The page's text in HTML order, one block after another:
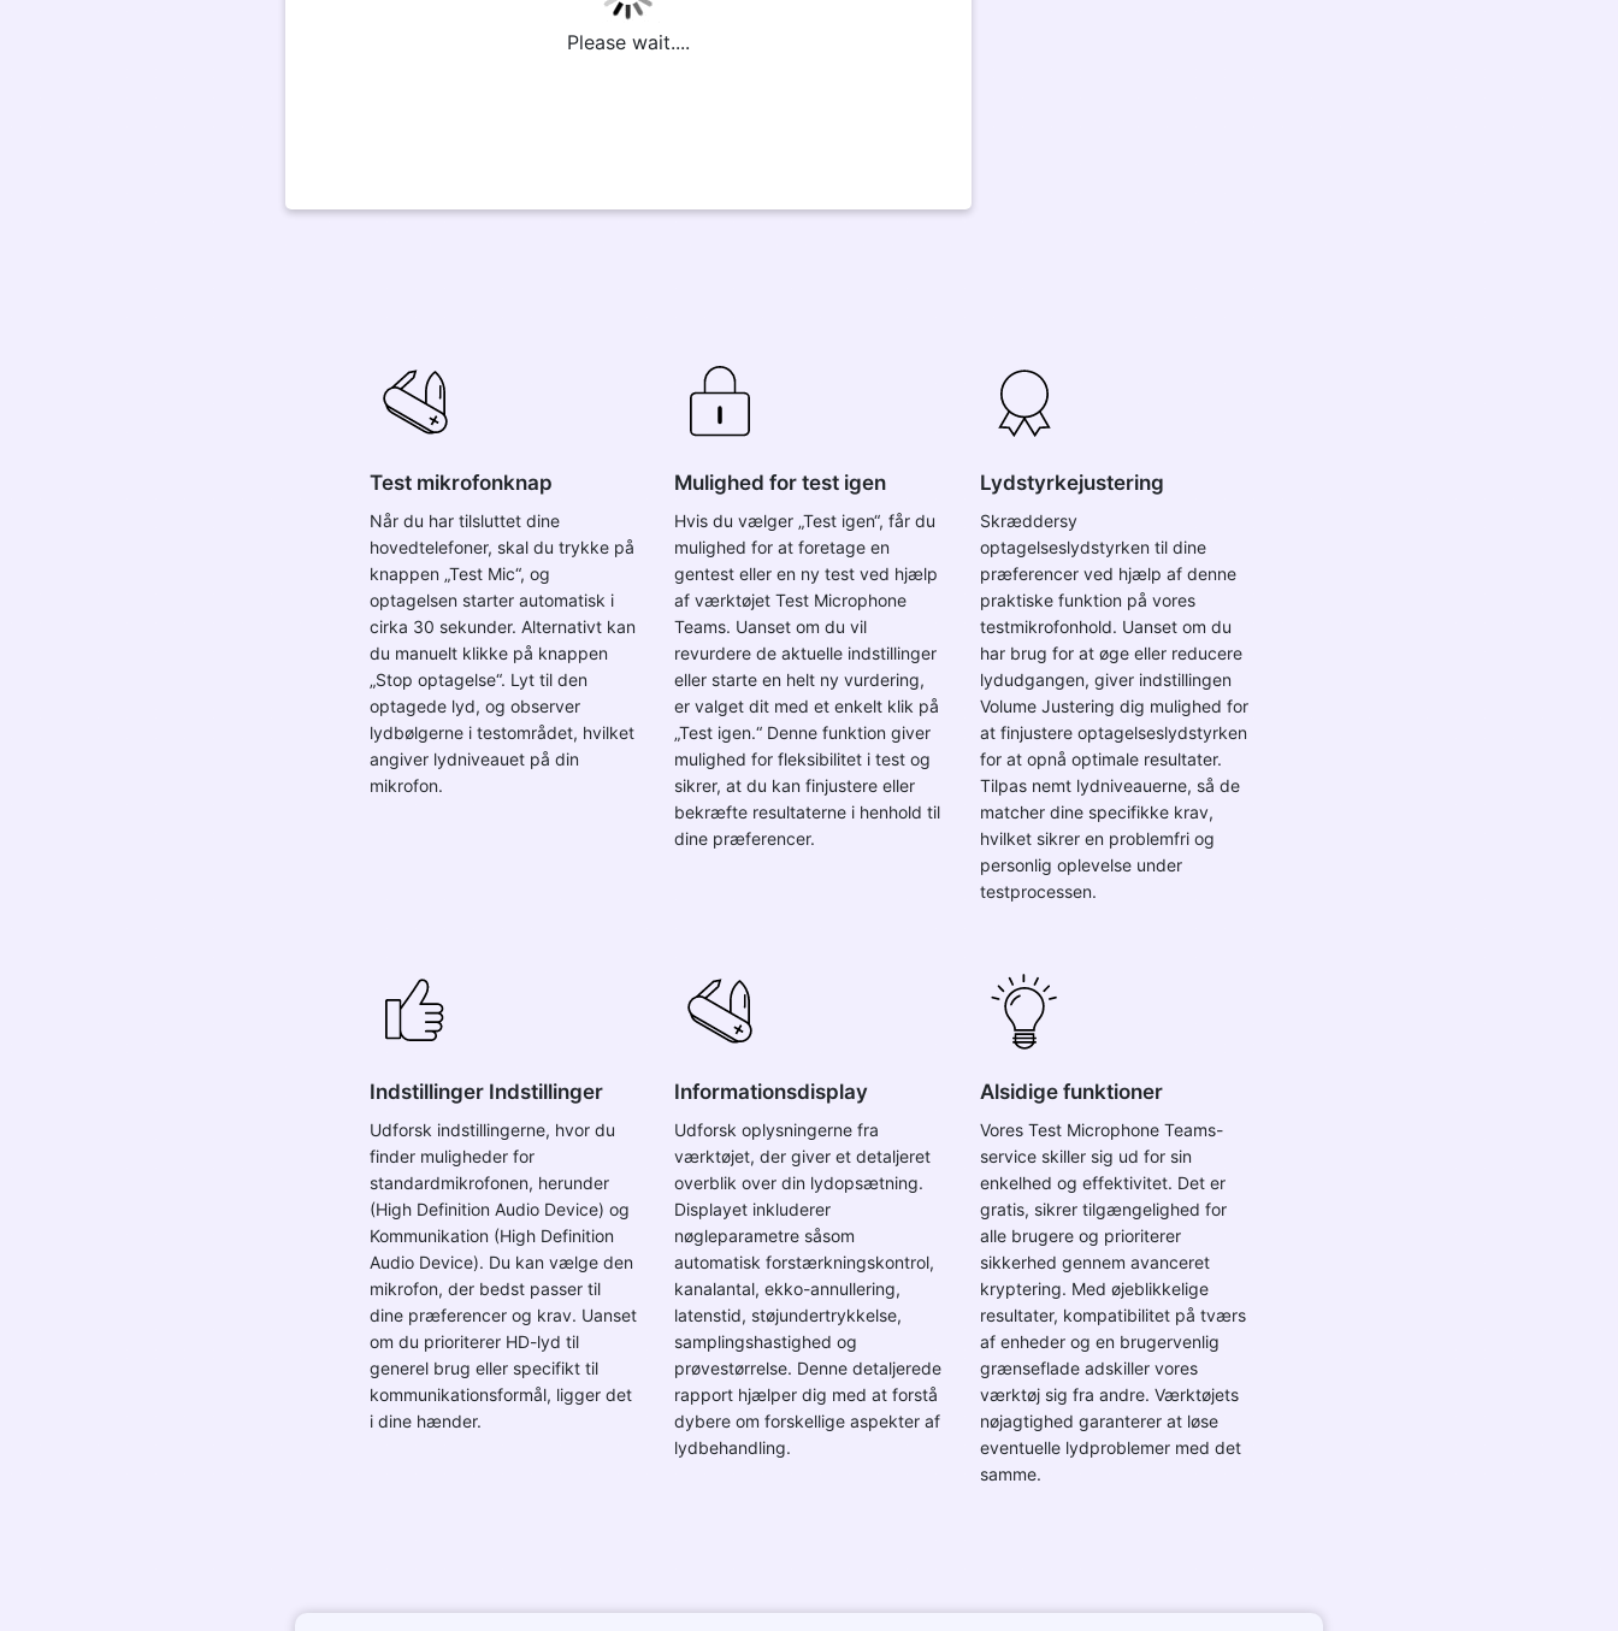
Please wait....
Test mikrofonknap
Når du har tilsluttet dine
hovedtelefoner, skal du trykke på
knappen „Test Mic“, og
optagelsen starter automatisk i
cirka 30 sekunder. Alternativt kan
du manuelt klikke på knappen
„Stop optagelse“. Lyt til den
optagede lyd, og observer
lydbølgerne i testområdet, hvilket
angiver lydniveauet på din
mikrofon.
Mulighed for test igen
Hvis du vælger „Test igen“, får du
mulighed for at foretage en
gentest eller en ny test ved hjælp
af værktøjet Test Microphone
Teams. Uanset om du vil
revurdere de aktuelle indstillinger
eller starte en helt ny vurdering,
er valget dit med et enkelt klik på
„Test igen.“ Denne funktion giver
mulighed for fleksibilitet i test og
sikrer, at du kan finjustere eller
bekræfte resultaterne i henhold til
dine præferencer.
Lydstyrkejustering
Skræddersy
optagelseslydstyrken til dine
præferencer ved hjælp af denne
praktiske funktion på vores
testmikrofonhold. Uanset om du
har brug for at øge eller reducere
lydudgangen, giver indstillingen
Volume Justering dig mulighed for
at finjustere optagelseslydstyrken
for at opnå optimale resultater.
Tilpas nemt lydniveauerne, så de
matcher dine specifikke krav,
hvilket sikrer en problemfri og
personlig oplevelse under
testprocessen.
Indstillinger Indstillinger
Udforsk indstillingerne, hvor du
finder muligheder for
standardmikrofonen, herunder
(High Definition Audio Device) og
Kommunikation (High Definition
Audio Device). Du kan vælge den
mikrofon, der bedst passer til
dine præferencer og krav. Uanset
om du prioriterer HD-lyd til
generel brug eller specifikt til
kommunikationsformål, ligger det
i dine hænder.
Informationsdisplay
Udforsk oplysningerne fra
værktøjet, der giver et detaljeret
overblik over din lydopsætning.
Displayet inkluderer
nøgleparametre såsom
automatisk forstærkningskontrol,
kanalantal, ekko-annullering,
latenstid, støjundertrykkelse,
samplingshastighed og
prøvestørrelse. Denne detaljerede
rapport hjælper dig med at forstå
dybere om forskellige aspekter af
lydbehandling.
Alsidige funktioner
Vores Test Microphone Teams-
service skiller sig ud for sin
enkelhed og effektivitet. Det er
gratis, sikrer tilgængelighed for
alle brugere og prioriterer
sikkerhed gennem avanceret
kryptering. Med øjeblikkelige
resultater, kompatibilitet på tværs
af enheder og en brugervenlig
grænseflade adskiller vores
værktøj sig fra andre. Værktøjets
nøjagtighed garanterer at løse
eventuelle lydproblemer med det
samme.